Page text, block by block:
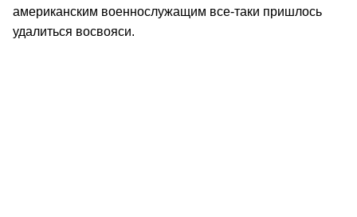
американским военнослужащим все-таки пришлось
удалиться восвояси.